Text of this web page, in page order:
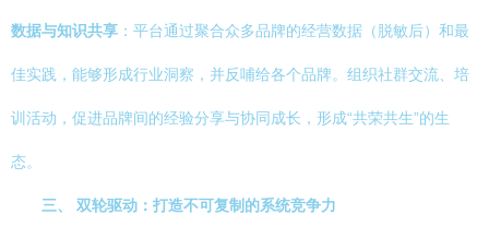
数据与知识共享 ：平台通过聚合众多品牌的经营数据（脱敏后）和最
佳实践，能够形成行业洞察，并反哺给各个品牌。组织社群交流、培
训活动，促进品牌间的经验分享与协同成长，形成“共荣共生”的生
态。
三、 双轮驱动：打造不可复制的系统竞争力